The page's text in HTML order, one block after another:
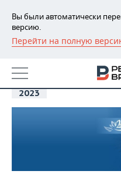
Вы были автоматически
версию.
Перейти на полную
РЕГИОНЫ
БАШКОРТОСТАН
ТАТАРСТАН
НОВОСТИ
АНАЛИТИКА
НОВОСТИ АНАЛИТИКИ
ДЕКЛАРАЦИИ О
10
сен
2023
форум -